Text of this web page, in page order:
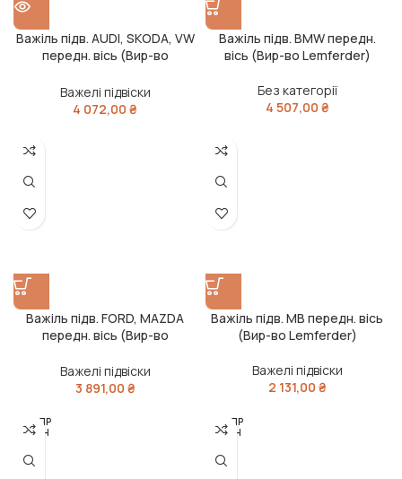
Важіль підв. AUDI, SKODA, VW
передн. вісь (Вир-во
Важелі підвіски
4 072,00 ₴
Важіль підв. BMW передн.
вісь (Вир-во Lemferder)
Без категорії
4 507,00 ₴
Важіль підв. FORD, MAZDA
передн. вісь (Вир-во
Важелі підвіски
3 891,00 ₴
Важіль підв. MB передн. вісь
(Вир-во Lemferder)
Важелі підвіски
2 131,00 ₴
РОЗПР
ОДАН
РОЗПР
ОДАН